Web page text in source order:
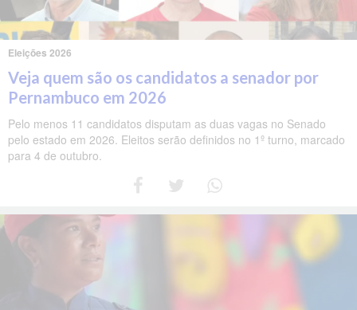
Eleições 2026
Veja quem são os candidatos a senador por
Pernambuco em 2026
Pelo menos 11 candidatos disputam as duas vagas no Senado
pelo estado em 2026. Eleitos serão definidos no 1º turno, marcado
para 4 de outubro.